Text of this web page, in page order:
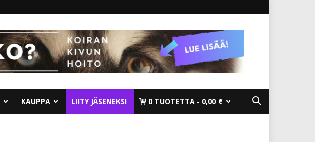
KAUPPA LIITY JÄSENEKSI 0 TUOTETTA 0,00 €